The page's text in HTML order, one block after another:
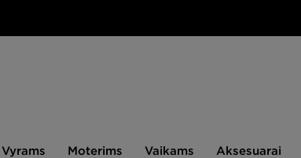
Vyrams Moterims Vaikams Aksesuarai